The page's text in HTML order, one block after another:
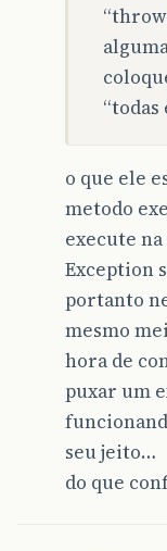
o que ele
metodo
execute
Exception
portanto
mesmo
hora de
puxar um
seu jeito…
do que